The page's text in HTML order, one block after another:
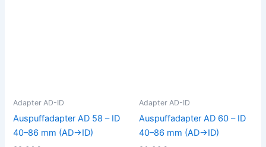
Adapter AD-ID
Auspuffadapter AD 58 – ID
40–86 mm (AD→ID)
könnenAdapter AD-ID
Auspuffadapter AD 60 – ID
40–86 mm (AD→ID)